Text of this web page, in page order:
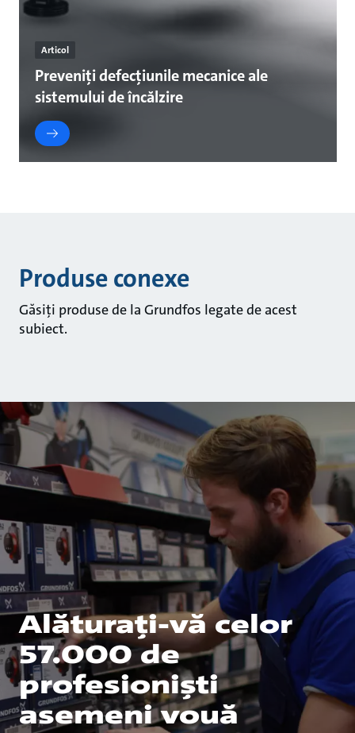
Articol
Preveniți defecțiunile mecanice ale
sistemului de încălzire
Produse conexe
Găsiți produse de la Grundfos legate de acest
subiect.
Alăturați-vă celor
57.000 de
profesioniști
asemeni vouă